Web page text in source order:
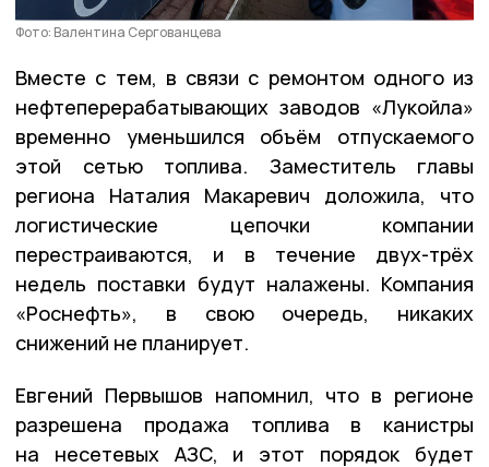
Фото: Валентина Сергованцева
Вместе с тем, в связи с ремонтом одного из
нефтеперерабатывающих заводов «Лукойла»
временно уменьшился объём отпускаемого
этой сетью топлива. Заместитель главы
региона Наталия Макаревич доложила, что
логистические цепочки компании
перестраиваются, и в течение двух-трёх
недель поставки будут налажены. Компания
«Роснефть», в свою очередь, никаких
снижений не планирует.
Евгений Первышов напомнил, что в регионе
разрешена продажа топлива в канистры
на несетевых АЗС, и этот порядок будет